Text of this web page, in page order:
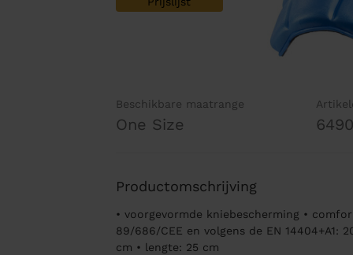
Beschikbare maatrange
One Size
Productomschrijving
• voorgevormde kniebescherming •
89/686/CEE en volgens de EN 14404+A1:
cm • lengte: 25 cm